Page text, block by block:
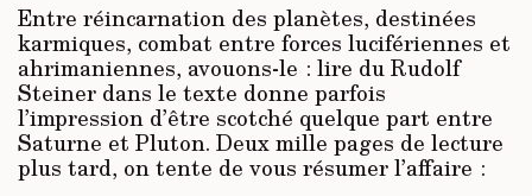
Entre réincarnation des planètes, destinées
karmiques, combat entre forces lucifériennes et
ahrimaniennes, avouons-le : lire du Rudolf
Steiner dans le texte donne parfois
l’impression d’être scotché quelque part entre
Saturne et Pluton. Deux mille pages de lecture
plus tard, on tente de vous résumer l’affaire :